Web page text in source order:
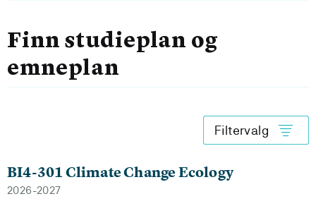
Finn studieplan og
emneplan
Filtervalg
BI4-301 Climate Change Ecology
2026-2027